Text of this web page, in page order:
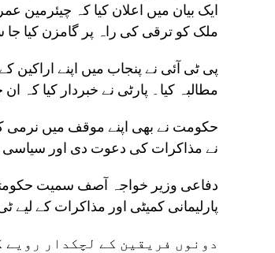
ایک بیان میں اعلان کیا کہ چیئرمین
ملک کو ترقی کی راہ پر گامزن کیا
پی ٹی آئی نے پنجاب میں اپنے
مطالبہ کیا۔ پارٹی نے خبردار کیا کہ
حکومت نے بھی اپنے موقف میں نرمی کا
نے مذاکرات کی دعوت دی اور سیاسی
دفاعی وزیر خواجہ آصف سمیت
پارلیمانی کمیٹی اور مذاکرات کے لیے
دونوں فریقین کے لچکدار